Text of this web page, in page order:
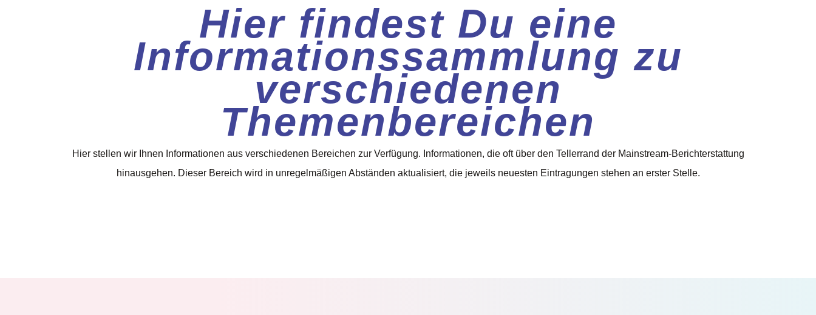
Hier findest Du eine
Informationssammlung zu
verschiedenen
Themenbereichen
Hier stellen wir Ihnen Informationen aus verschiedenen Bereichen zur Verfügung. Informationen, die oft über den Tellerrand der Mainstream-Berichterstattung
hinausgehen. Dieser Bereich wird in unregelmäßigen Abständen aktualisiert, die jeweils neuesten Eintragungen stehen an erster Stelle.